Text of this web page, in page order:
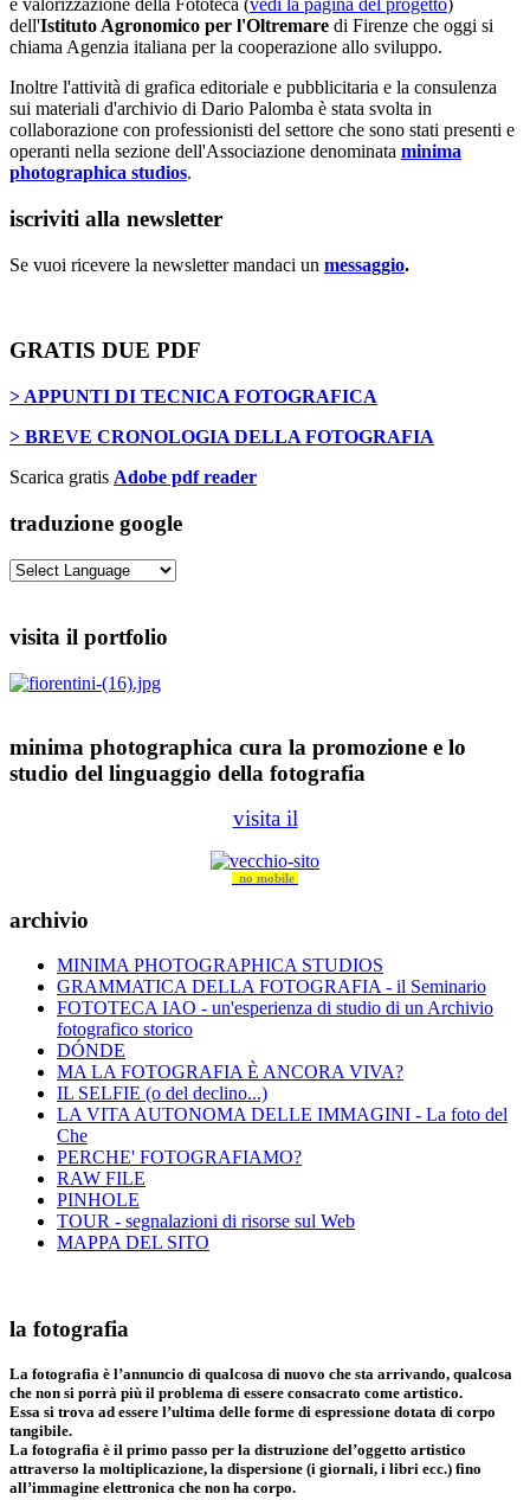
e valorizzazione della Fototeca (vedi la pagina del progetto)
dell'Istituto Agronomico per l'Oltremare di Firenze che oggi si
chiama Agenzia italiana per la cooperazione allo sviluppo.
Inoltre l'attività di grafica editoriale e pubblicitaria e la consulenza
sui materiali d'archivio di Dario Palomba è stata svolta in
collaborazione con professionisti del settore che sono stati presenti e
operanti nella sezione dell'Associazione denominata minima
photographica studios.
iscriviti alla newsletter
Se vuoi ricevere la newsletter mandaci un messaggio.
GRATIS DUE PDF
> APPUNTI DI TECNICA FOTOGRAFICA
> BREVE CRONOLOGIA DELLA FOTOGRAFIA
Scarica gratis Adobe pdf reader
traduzione google
visita il portfolio
minima photographica cura la promozione e lo
studio del linguaggio della fotografia
visita il
no mobile
archivio
MINIMA PHOTOGRAPHICA STUDIOS
GRAMMATICA DELLA FOTOGRAFIA - il Seminario
FOTOTECA IAO - un'esperienza di studio di un Archivio
fotografico storico
DÓNDE
MA LA FOTOGRAFIA È ANCORA VIVA?
IL SELFIE (o del declino...)
LA VITA AUTONOMA DELLE IMMAGINI - La foto del
Che
PERCHE' FOTOGRAFIAMO?
RAW FILE
PINHOLE
TOUR - segnalazioni di risorse sul Web
MAPPA DEL SITO
la fotografia
La fotografia è l’annuncio di qualcosa di nuovo che sta arrivando, qualcosa
che non si porrà più il problema di essere consacrato come artistico.
Essa si trova ad essere l’ultima delle forme di espressione dotata di corpo
tangibile.
La fotografia è il primo passo per la distruzione del’oggetto artistico
attraverso la moltiplicazione, la dispersione (i giornali, i libri ecc.) fino
all’immagine elettronica che non ha corpo.